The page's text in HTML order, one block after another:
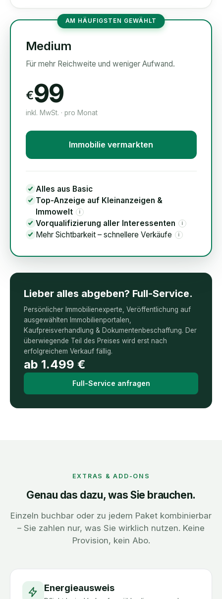
AM HÄUFIGSTEN GEWÄHLT
Medium
Für mehr Reichweite und weniger Aufwand.
€99
inkl. MwSt. · pro Monat
Immobilie vermarkten
Alles aus Basic
Top-Anzeige auf Kleinanzeigen &
Immowelt
i
Vorqualifizierung aller Interessenten i
Mehr Sichtbarkeit – schnellere Verkäufe i
Lieber alles abgeben? Full-Service.
Persönlicher Immobilienexperte, Veröffentlichung auf
ausgewählten Immobilienportalen,
Kaufpreisverhandlung & Dokumentenbeschaffung. Der
überwiegende Teil des Preises wird erst nach
erfolgreichem Verkauf fällig.
ab 1.499 €
Full-Service anfragen
EXTRAS & ADD-ONS
Genau das dazu, was Sie brauchen.
Einzeln buchbar oder zu jedem Paket kombinierbar
– Sie zahlen nur, was Sie wirklich nutzen. Keine
Provision, kein Abo.
Energieausweis